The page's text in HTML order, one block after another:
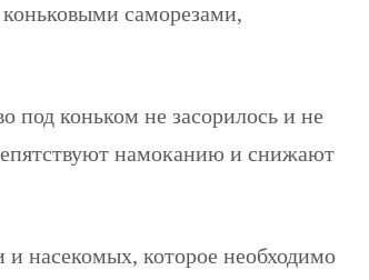
саморезами,
под коньком не засорилось и не
намоканию и снижают
и насекомых, которое необходимо